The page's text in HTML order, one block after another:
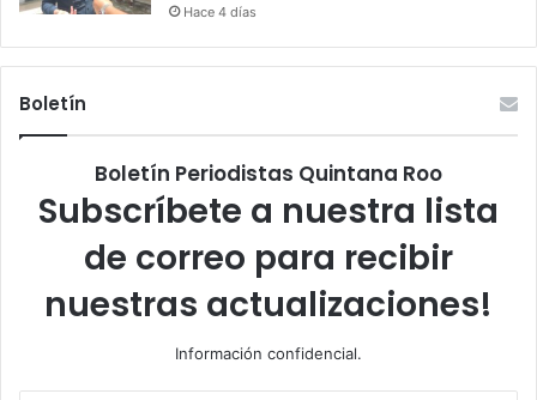
Hace 4 días
Boletín
Boletín Periodistas Quintana Roo
Subscríbete a nuestra lista
de correo para recibir
nuestras actualizaciones!
Información confidencial.